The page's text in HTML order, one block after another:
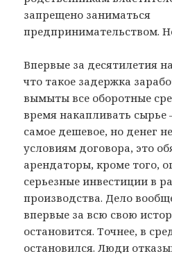
запрещено заниматься
предпринимательством.
Впервые за десятилетия
что такое задержка
вымыты все оборотные
время накапливать сырье
самое дешевое, но денег
условиям договора, это
арендаторы, кроме того,
серьезные инвестиции в
производства. Дело
впервые за всю свою
остановится. Точнее, в
остановился. Люди